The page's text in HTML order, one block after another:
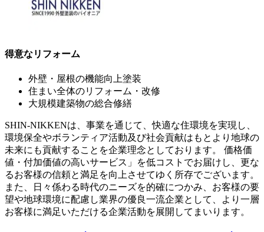
得意なリフォーム
外壁・屋根の機能向上塗装
住まい全体のリフォーム・改修
大規模建築物の総合修繕
SHIN-NIKKENは、事業を通じて、快適な住環境を実現し、
環境保全やボランティア活動及び社会貢献はもとより地球の
未来にも貢献することを企業理念としております。 価格価
値・付加価値の高いサービス」を低コストでお届けし、更な
るお客様の信頼と満足を向上させてゆく所存でございます。
また、日々係わる時代のニーズを的確につかみ、お客様の要
望や地球環境に配慮し業界の優良一流企業として、より一層
お客様に満足いただける企業活動を展開してまいります。